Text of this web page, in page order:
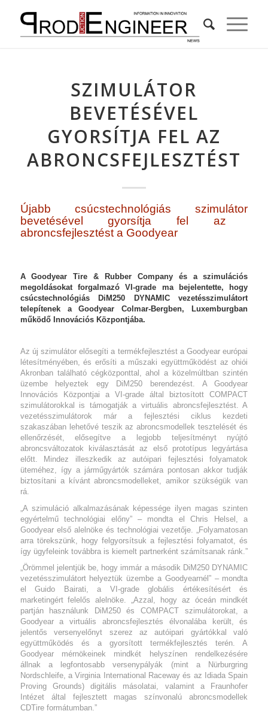
SZIMULÁTOR
BEVETÉSÉVEL
GYORSÍTJA FEL AZ
ABRONCSFEJLESZTÉST
Újabb csúcstechnológiás szimulátor
bevetésével
gyorsítja fel az
abroncsfejlesztést a Goodyear
A Goodyear Tire & Rubber Company és a szimulációs
megoldásokat forgalmazó VI-grade ma bejelentette, hogy
csúcstechnológiás DiM250 DYNAMIC vezetésszimulátort
telepítenek a Goodyear Colmar-Bergben, Luxemburgban
működő Innovációs Központjába.
Az új szimulátor elősegíti a termékfejlesztést a Goodyear európai
létesítményében, és erősíti a műszaki együttműködést az ohiói
Akronban található cégközponttal, ahol a közelmúltban szintén
üzembe helyeztek egy DiM250 berendezést. A Goodyear
Innovációs Központjai a VI-grade által biztosított COMPACT
szimulátorokkal is támogatják a virtuális abroncsfejlesztést.A
vezetésszimulátorok már a fejlesztési ciklus kezdeti
szakaszában lehetővé teszik az abroncsmodellek tesztelését és
ellenőrzését, elősegítve a legjobb teljesítményt nyújtó
abroncsváltozatok kiválasztását az első prototípus legyártása
előtt. Mindez illeszkedik az autóipari fejlesztési folyamatok
üteméhez, így a járműgyártók számára pontosan akkor tudják
biztosítani a kívánt abroncsmodelleket, amikor szükségük van
rá.
„A szimuláció alkalmazásának képessége ilyen magas szinten
egyértelmű technológiai előny” – mondta el Chris Helsel, a
Goodyear első alelnöke és technológiai vezetője. „Folyamatosan
arra törekszünk, hogy felgyorsítsuk a fejlesztési folyamatot, és
így ügyfeleink továbbra is kiemelt partnerként számítsanak ránk.”
„Örömmel jelentjük be, hogy immár a második DiM250 DYNAMIC
vezetésszimulátort helyeztük üzembe a Goodyearnél” – mondta
el Guido Bairati, a VI-grade globális értékesítésért és
marketingért felelős alelnöke. „Azzal, hogy az óceán mindkét
partján használunk DiM250 és COMPACT szimulátorokat, a
Goodyear a virtuális abroncsfejlesztés élvonalába került, és
jelentős versenyelőnyt szerez az autóipari gyártókkal való
együttműködés és a gyorsított termékfejlesztés terén. A
Goodyear mérnökeinek mindkét helyszínen rendelkezésére
állnak a legfontosabb versenypályák (mint a Nürburgring
Nordschleife, a Virginia International Raceway és az Idiada Spain
Proving Grounds) digitális másolatai, valamint a Fraunhofer
Intézet által fejlesztett magas színvonalú abroncsmodellek
CDTire formátumban.”